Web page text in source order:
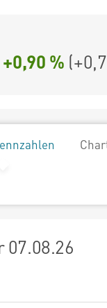
+0,90 % (
07.08.26